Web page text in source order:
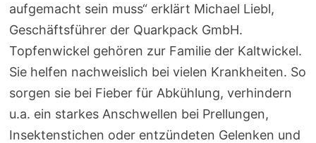
aufgemacht sein muss“ erklärt Michael Liebl,
Geschäftsführer der Quarkpack GmbH.
Topfenwickel gehören zur Familie der Kaltwickel.
Sie helfen nachweislich bei vielen Krankheiten. So
sorgen sie bei Fieber für Abkühlung, verhindern
u.a. ein starkes Anschwellen bei Prellungen,
Insektenstichen oder entzündeten Gelenken und